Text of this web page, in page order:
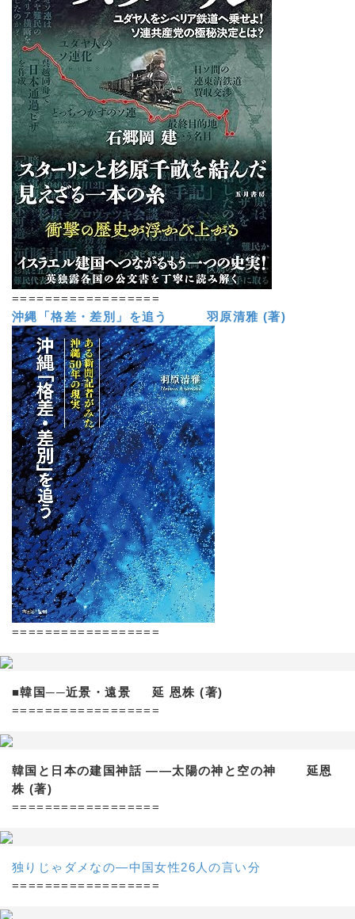
==================
沖縄「格差・差別」を追う 羽原清雅 (著)
==================
■韓国──近景・遠景 延 恩株 (著)
==================
韓国と日本の建国神話 ——太陽の神と空の神 延恩
株 (著)
==================
独りじゃダメなの―中国女性26人の言い分
==================